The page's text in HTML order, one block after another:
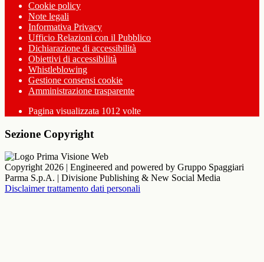
Cookie policy
Note legali
Informativa Privacy
Ufficio Relazioni con il Pubblico
Dichiarazione di accessibilità
Obiettivi di accessibilità
Whistleblowing
Gestione consensi cookie
Amministrazione trasparente
Pagina visualizzata 1012 volte
Sezione Copyright
Copyright 2026 | Engineered and powered by Gruppo Spaggiari
Parma S.p.A. | Divisione Publishing & New Social Media
Disclaimer trattamento dati personali